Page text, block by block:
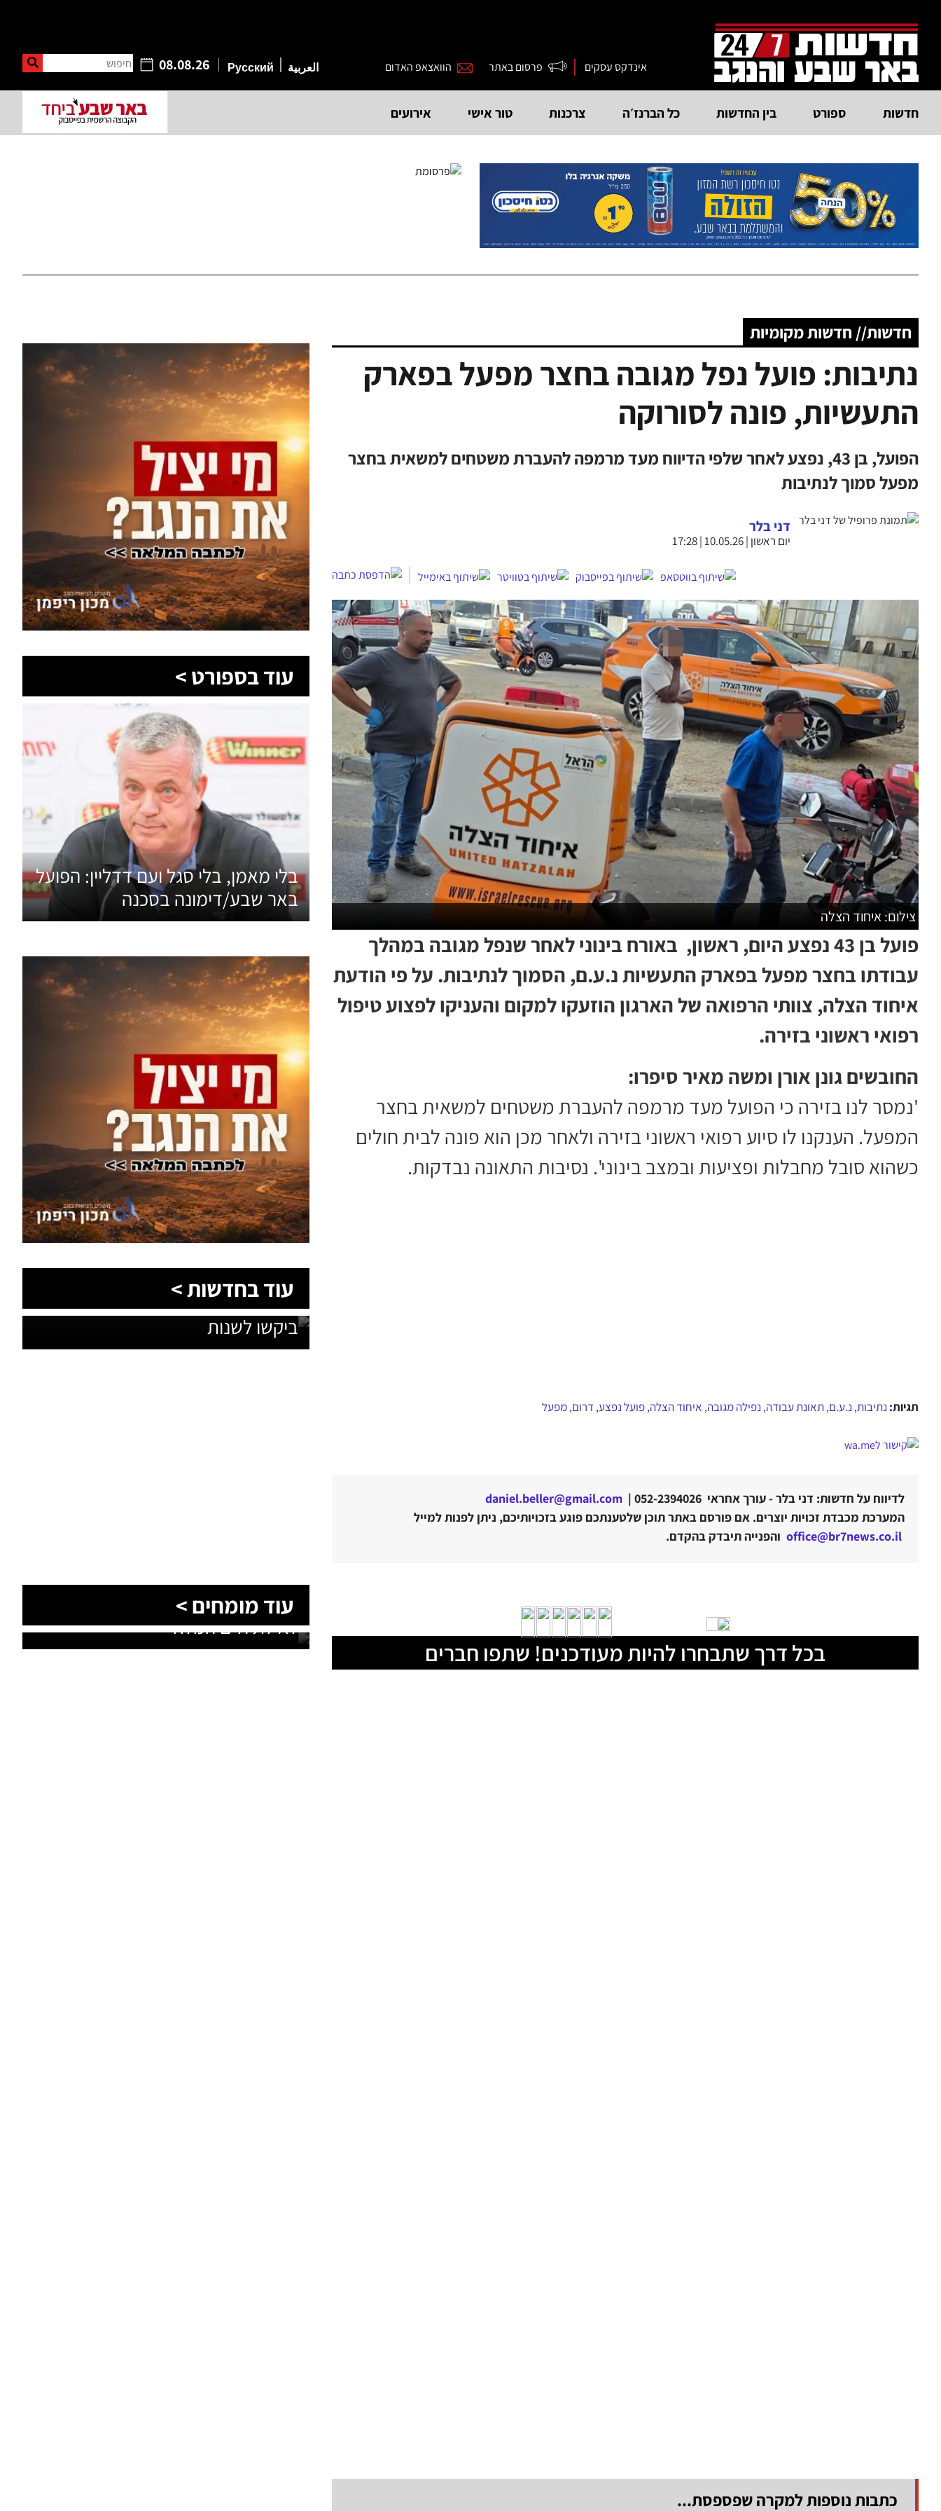
אינדקס עסקים פרסום באתר הוואצאפ האדום 08.08.26 חיפוש العربية Русский
חדשות ספורט בין החדשות כל הברנז׳ה צרכנות טור אישי אירועים
חדשות// חדשות מקומיות
נתיבות: פועל נפל מגובה בחצר מפעל בפארק
התעשיות, פונה לסורוקה
הפועל, בן 43, נפצע לאחר שלפי הדיווח מעד מרמפה להעברת משטחים למשאית בחצר
מפעל סמוך לנתיבות
דני בלר
יום ראשון | 10.05.26 | 17:28
צילום: איחוד הצלה
פועל בן 43 נפצע היום, ראשון, באורח בינוני לאחר שנפל מגובה במהלך
עבודתו בחצר מפעל בפארק התעשיות נ.ע.ם, הסמוך לנתיבות. על פי הודעת
איחוד הצלה, צוותי הרפואה של הארגון הוזעקו למקום והעניקו לפצוע טיפול
רפואי ראשוני בזירה.
החובשים גונן אורן ומשה מאיר סיפרו:
'נמסר לנו בזירה כי הפועל מעד מרמפה להעברת משטחים למשאית בחצר
המפעל. הענקנו לו סיוע רפואי ראשוני בזירה ולאחר מכן הוא פונה לבית חולים
כשהוא סובל מחבלות ופציעות ובמצב בינוני'. נסיבות התאונה נבדקות.
תגיות: נתיבות, נ.ע.ם,תאונת עבודה, נפילה מגובה, איחוד הצלה,פועל נפצע, דרום,מפעל
לדיווח על חדשות: דני בלר - עורך אחראי 052-2394026 |
daniel.beller@gmail.com
המערכת מכבדת זכויות יוצרים. אם פורסם באתר תוכן שלטענתכם פוגע בזכויותיכם, ניתן לפנות למייל
office@br7news.co.il והפנייה תיבדק בהקדם.
בכל דרך שתבחרו להיות מעודכנים! שתפו חברים
כתבות נוספות למקרה שפספסת...
עוד בספורט >
בלי מאמן, בלי סגל ועם דדליין: הפועל
באר שבע/דימונה בסכנה
עוד בחדשות >
1,600 מתושבי עומר השתתפו בגיבוש
תוכנית האב לחינוך: זה מה שהם
ביקשו לשנות
עוד מומחים >
הסעות בדרום 2026: כך מתכננים
נסיעה קבוצתית מושלמת לנגב,
לאילת ולים המלח